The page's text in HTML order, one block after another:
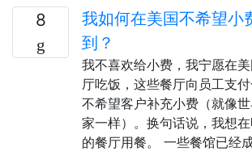
8
我如何在美国不希望小
到？
我不喜欢给小费，我宁愿在
厅吃饭，这些餐厅向员工支
不希望客户补充小费（就像
家一样）。换句话说，我想
的餐厅用餐。 一些餐馆已经